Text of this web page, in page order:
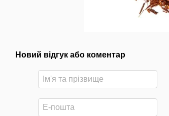
Новий відгук або коментар